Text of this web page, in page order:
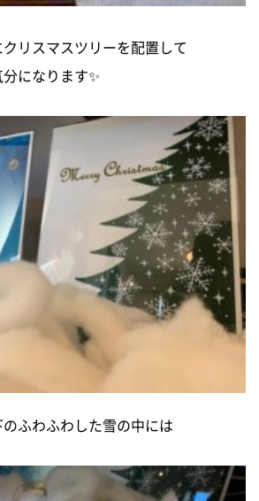
リスマスツリーを配置して
になります✨
ふわふわした雪の中には